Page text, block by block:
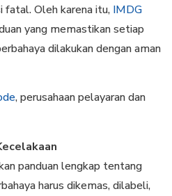
fatal. Oleh karena itu, IMDG
yang memastikan setiap
dilakukan dengan aman
, perusahaan pelayaran dan
panduan lengkap tentang
harus dikemas, dilabeli,